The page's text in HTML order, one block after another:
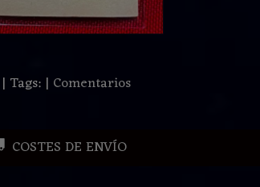
| Tags: | Comentarios
COSTES DE ENVÍO